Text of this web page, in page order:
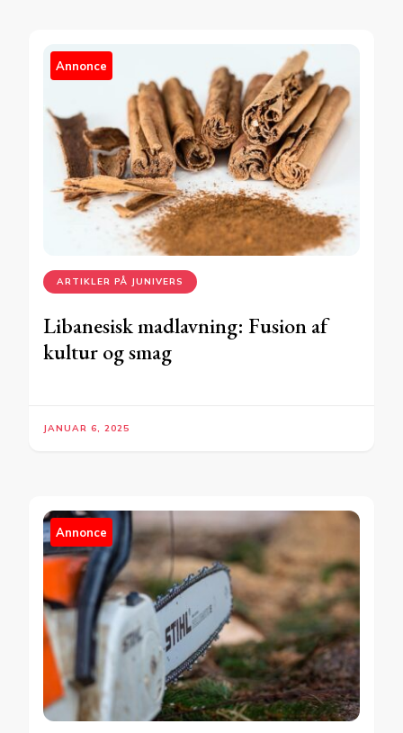
Annonce
ARTIKLER PÅ JUNIVERS
Libanesisk madlavning: Fusion af
kultur og smag
JANUAR 6, 2025
Annonce